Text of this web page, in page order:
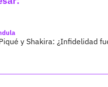
y Shakira: ¿Infidelidad